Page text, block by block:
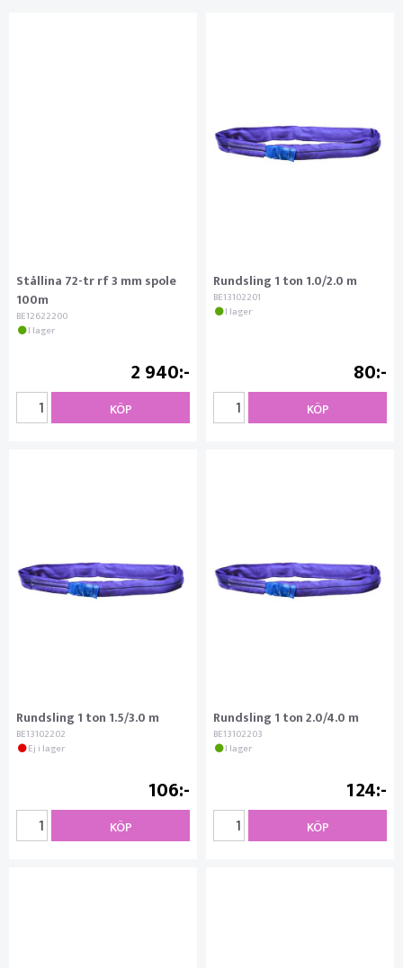
Stållina 72-tr rf 3 mm spole
100m
BE12622200
I lager
2 940
KÖP
Rundsling 1 ton 1.0/2.0 m
BE13102201
I lager
80
KÖP
Rundsling 1 ton 1.5/3.0 m
BE13102202
Ej i lager
106
KÖP
Rundsling 1 ton 2.0/4.0 m
BE13102203
I lager
124
KÖP